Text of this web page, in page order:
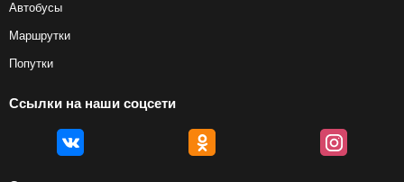
Автобусы
Маршрутки
Попутки
Ссылки на наши соцсети